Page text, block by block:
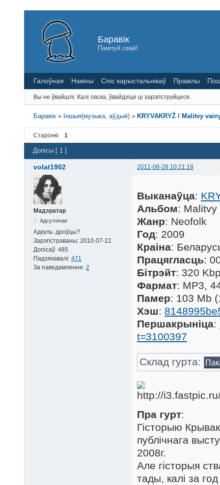
Баравік
Пампуй сваё!
Галоўная Навіны Спіс карыстальнікаў Правілы
Вы не ўвайшлі. Калі ласка, ўвайдзіце ці зарэгіструйцеся.
Баравік » Іншыя(музыка, аўдыё) » KRYVAKRYŽ / Malitvy
Старонкі 1
Допісы [ 1 ]
volat1902 2011-08-28 10:21:18
Мадэратар
Адсутнічае
Адкуль: дроўцы?
Зарэгістраваны: 2010-07-22
Допісаў: 485
Падзякавалі: 471
За паведамленне: 2
Выканаўца:
Альбом: Malitvy
Жанр: Neofolk
Год: 2009
Краіна:
Працягласць:
Бітрэйт: 320
Фармат: MP3,
Памер: 103 Mb
Хэш:
Першакрыніца:
t=3100397
Склад гурта:
Пра гурт:
Гісторыю
публічнага
2008г.
Але гісторыя
тады, калі за